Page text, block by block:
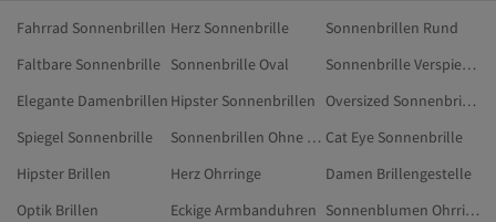
Fahrrad Sonnenbrillen Herz Sonnenbrille
Sonnenbrillen Rund
Faltbare Sonnenbrille Sonnenbrille Oval
Sonnenbrille Verspiegelt
Elegante Damenbrillen Hipster Sonnenbrillen
Oversized Sonnenbrillen
Spiegel Sonnenbrille
Sonnenbrillen Ohne Rahmen Cat Eye Sonnenbrille
Hipster Brillen
Herz Ohrringe
Damen Brillengestelle
Optik Brillen
Eckige Armbanduhren
Sonnenblumen Ohrringe